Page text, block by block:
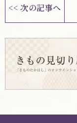
<< 次の記事へ